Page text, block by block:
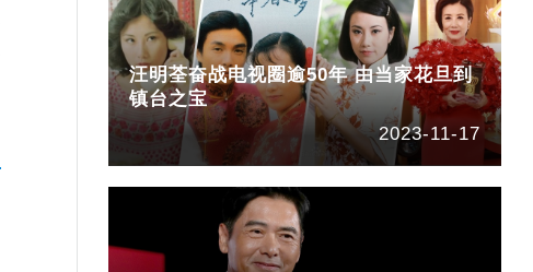
汪明荃奋战电视圈逾50年 由当家花旦到
镇台之宝
2023-11-17